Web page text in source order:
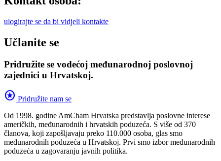
ulogirajte se da bi vidjeli kontakte
Učlanite se
Pridružite se vodećoj međunarodnoj poslovnoj
zajednici u Hrvatskoj.
stars Pridružite nam se
Od 1998. godine AmCham Hrvatska predstavlja poslovne interese
američkih, međunarodnih i hrvatskih poduzeća. S više od 370
članova, koji zapošljavaju preko 110.000 osoba, glas smo
međunarodnih poduzeća u Hrvatskoj. Prvi smo izbor međunarodnih
poduzeća u zagovaranju javnih politika.